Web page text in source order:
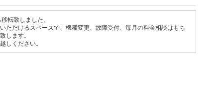
転致しました。
ただけるスペースで、機種変更、故障受付、毎月の料金相談はもち
します。
しください。